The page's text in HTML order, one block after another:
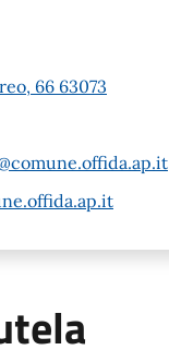
66 63073